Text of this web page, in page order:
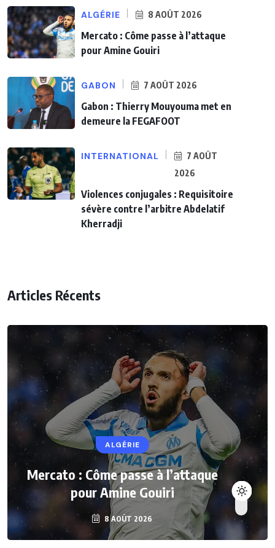
ALGÉRIE 8 AOÛT 2026
Mercato : Côme passe à l’attaque
pour Amine Gouiri
GABON 7 AOÛT 2026
Gabon : Thierry Mouyouma met en
demeure la FEGAFOOT
INTERNATIONAL
7 AOÛT
2026
Violences conjugales : Requisitoire
sévère contre l’arbitre Abdelatif
Kherradji
Articles Récents
ALGÉRIE
Mercato : Côme passe à l’attaque
pour Amine Gouiri
8 AOÛT 2026